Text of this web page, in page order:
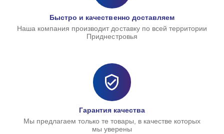
Быстро и качественно доставляем
Наша компания производит доставку по всей территории
Приднестровья
Гарантия качества
Мы предлагаем только те товары, в качестве которых
мы уверены